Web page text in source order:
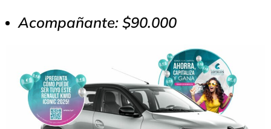
Acompañante: $90.000